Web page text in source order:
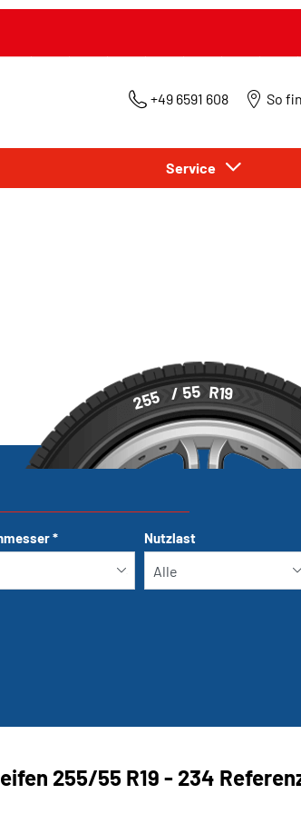
+49 6591 608 So
Service
255 / 55 R19
* Nutzlast
‎255/55 R19 - 234